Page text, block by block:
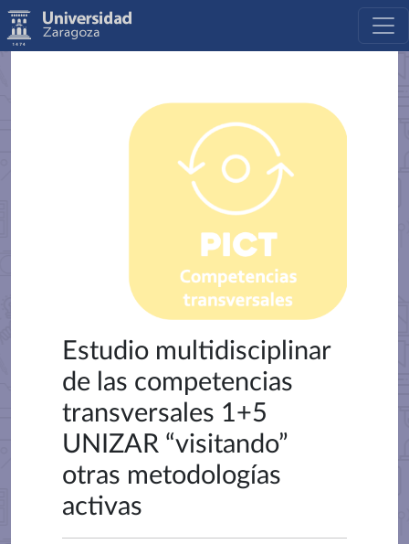
Estudio multidisciplinar
de las competencias
transversales 1+5
UNIZAR “visitando”
otras metodologías
activas